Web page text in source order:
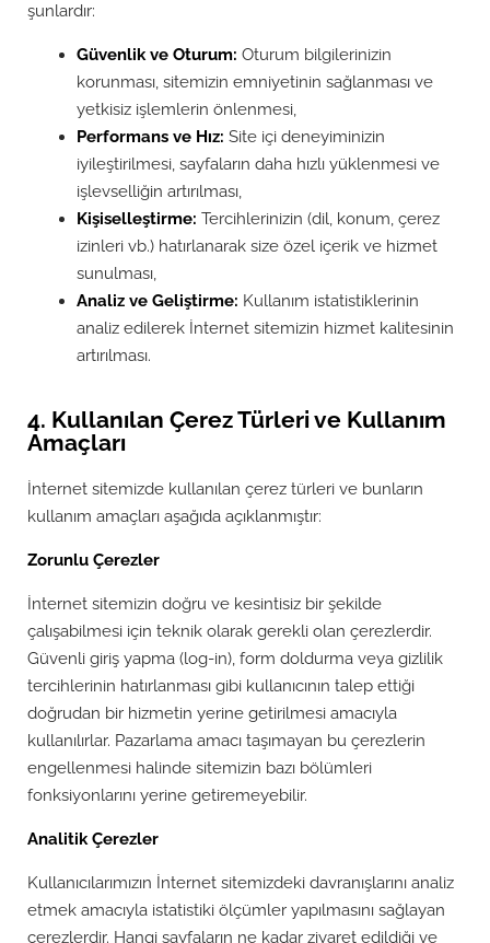
şunlardır:
Güvenlik ve Oturum: Oturum bilgilerinizin
korunması, sitemizin emniyetinin sağlanması ve
yetkisiz işlemlerin önlenmesi,
Performans ve Hız: Site içi deneyiminizin
iyileştirilmesi, sayfaların daha hızlı yüklenmesi ve
işlevselliğin artırılması,
Kişiselleştirme: Tercihlerinizin (dil, konum, çerez
izinleri vb.) hatırlanarak size özel içerik ve hizmet
sunulması,
Analiz ve Geliştirme: Kullanım istatistiklerinin
analiz edilerek İnternet sitemizin hizmet kalitesinin
artırılması.
4. Kullanılan Çerez Türleri ve Kullanım
Amaçları
İnternet sitemizde kullanılan çerez türleri ve bunların
kullanım amaçları aşağıda açıklanmıştır:
Zorunlu Çerezler
İnternet sitemizin doğru ve kesintisiz bir şekilde
çalışabilmesi için teknik olarak gerekli olan çerezlerdir.
Güvenli giriş yapma (log-in), form doldurma veya gizlilik
tercihlerinin hatırlanması gibi kullanıcının talep ettiği
doğrudan bir hizmetin yerine getirilmesi amacıyla
kullanılırlar. Pazarlama amacı taşımayan bu çerezlerin
engellenmesi halinde sitemizin bazı bölümleri
fonksiyonlarını yerine getiremeyebilir.
Analitik Çerezler
Kullanıcılarımızın İnternet sitemizdeki davranışlarını analiz
etmek amacıyla istatistiki ölçümler yapılmasını sağlayan
çerezlerdir. Hangi sayfaların ne kadar ziyaret edildiği ve